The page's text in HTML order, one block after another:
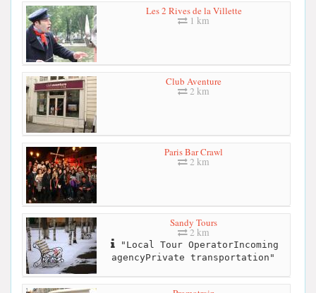
Les 2 Rives de la Villette
1 km
Club Aventure
2 km
Paris Bar Crawl
2 km
Sandy Tours
2 km
"Local Tour OperatorIncoming
agencyPrivate transportation"